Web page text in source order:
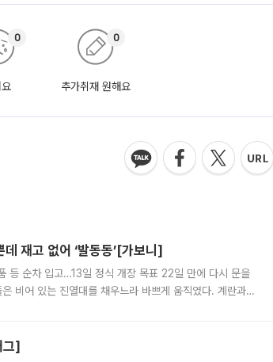
0
추가취재 원해요
0
재고 없어 ‘발동동’[가보니]
등 순차 입고…13일 정식 개장 목표 22일 만에 다시 문을
비어 있는 진열대를 채우느라 바쁘게 움직였다. 계란과
그]